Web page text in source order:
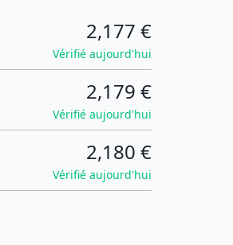
2,177 €
Vérifié aujourd'hui
2,179 €
Vérifié aujourd'hui
2,180 €
Vérifié aujourd'hui